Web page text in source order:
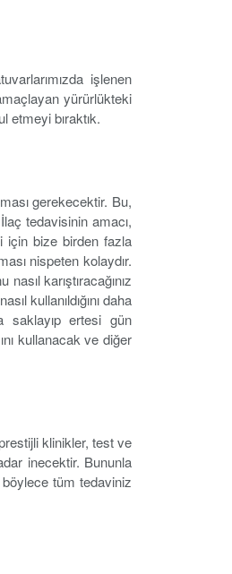
işlenen
yürürlükteki
etmeyi bıraktık.
gerekecektir. Bu,
tedavisinin amacı,
için bize birden fazla
nispeten kolaydır.
nasıl karıştıracağınız
kullanıldığını daha
saklayıp ertesi gün
kullanacak ve diğer
klinikler, test ve
inecektir. Bununla
tüm tedaviniz